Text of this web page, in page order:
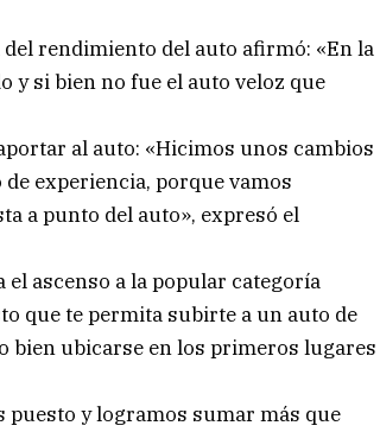
rendimiento del auto afirmó: «En la
y si bien no fue el auto veloz que
al auto: «Hicimos unos cambios
experiencia, porque vamos
a punto del auto», expresó el
ascenso a la popular categoría
que te permita subirte a un auto de
bien ubicarse en los primeros lugares
y logramos sumar más que